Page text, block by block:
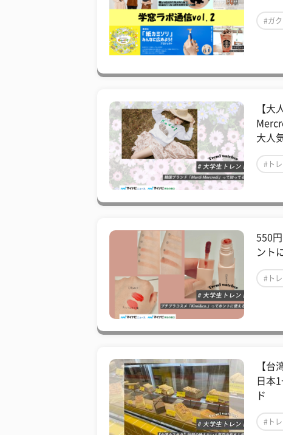
#ガ
【大
大人
#トレ
550
ント
#トレ
【台
日本
ド
#トレ